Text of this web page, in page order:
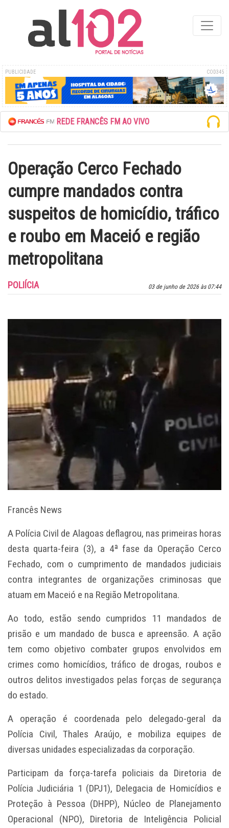
PUBLICIDADE COD345
ESCUTE A REDE FRANCÊS FM AO VIVO
Operação Cerco Fechado
cumpre mandados contra
suspeitos de homicídio, tráfico
e roubo em Maceió e região
metropolitana
03 de junho de 2026 às 07:44
POLIÍCIA
Francês News
A Polícia Civil de Alagoas deflagrou, nas primeiras horas
desta quarta-feira (3), a 4ª fase da Operação Cerco
Fechado, com o cumprimento de mandados judiciais
contra integrantes de organizações criminosas que
atuam em Maceió e na Região Metropolitana.
Ao todo, estão sendo cumpridos 11 mandados de
prisão e um mandado de busca e apreensão. A ação
tem como objetivo combater grupos envolvidos em
crimes como homicídios, tráfico de drogas, roubos e
outros delitos investigados pelas forças de segurança
do estado.
A operação é coordenada pelo delegado-geral da
Polícia Civil, Thales Araújo, e mobiliza equipes de
diversas unidades especializadas da corporação.
Participam da força-tarefa policiais da Diretoria de
Polícia Judiciária 1 (DPJ1), Delegacia de Homicídios e
Proteção à Pessoa (DHPP), Núcleo de Planejamento
Operacional (NPO), Diretoria de Inteligência Policial